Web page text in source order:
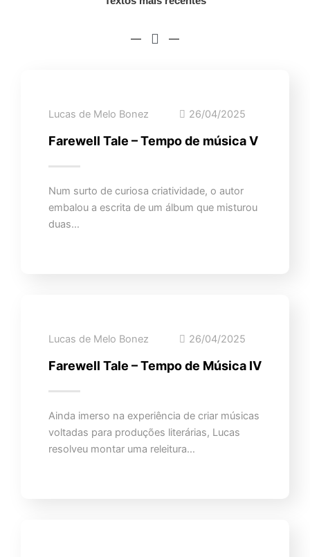
Lucas de Melo Bonez 26/04/2025
Farewell Tale – Tempo de música V
Num surto de curiosa criatividade, o autor
embalou a escrita de um álbum que misturou
duas…
Lucas de Melo Bonez 26/04/2025
Farewell Tale – Tempo de Música IV
Ainda imerso na experiência de criar músicas
voltadas para produções literárias, Lucas
resolveu montar uma releitura…